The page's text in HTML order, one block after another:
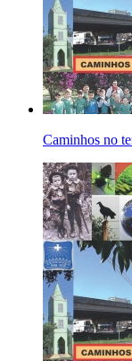
Caminhos no